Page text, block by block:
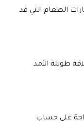
الطعام التي قد
طويلة الأمد
على حساب